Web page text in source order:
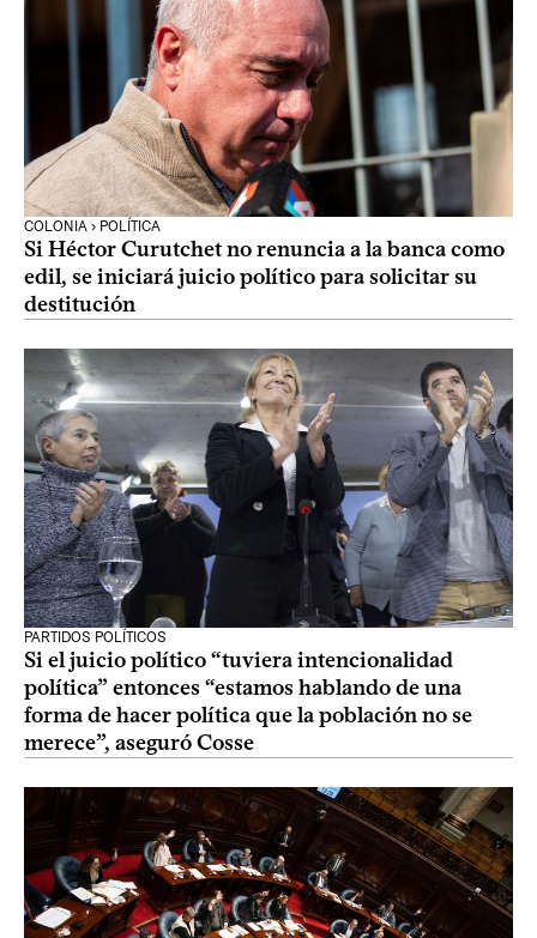
COLONIA › POLÍTICA
Si Héctor Curutchet no renuncia a la banca como
edil, se iniciará juicio político para solicitar su
destitución
PARTIDOS POLÍTICOS
Si el juicio político “tuviera intencionalidad
política” entonces “estamos hablando de una
forma de hacer política que la población no se
merece”, aseguró Cosse